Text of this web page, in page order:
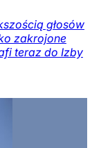
głosów
zakrojone
teraz do Izby